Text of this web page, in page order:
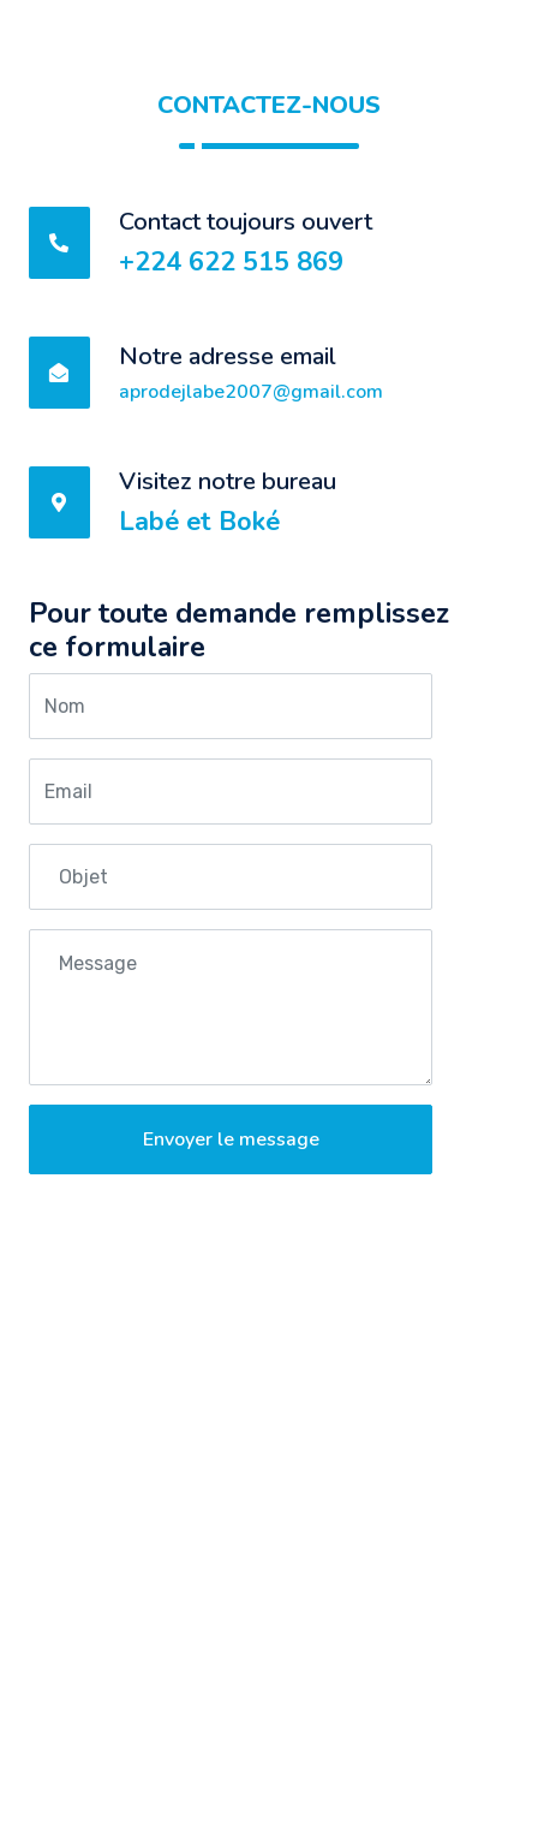
CONTACTEZ-NOUS
Contact toujours ouvert
+224 622 515 869
Notre adresse email
aprodejlabe2007@gmail.com
Visitez notre bureau
Labé et Boké
Pour toute demande remplissez
ce formulaire
Envoyer le message